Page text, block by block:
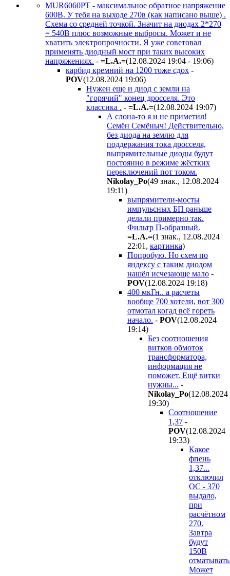
MUR6060PT - максимальное обратное напряжение
600В. У тебя на выходе 270в (как написано выше) .
Схема со средней точкой. Значит на диодах 2*270
= 540В плюс возможные выбросы. Может и не
хватить электропрочности. Я уже советовал
применять диодный мост при таких высоких
напряжениях. - =L.A.=(12.08.2024 19:04 - 19:06)
карбид кремний на 1200 тоже сдох -
POV(12.08.2024 19:06)
Нужен еще и диод с земли на
"горячий" конец дросселя. Это
классика . - =L.A.=(12.08.2024 19:07)
А слона-то я и не приметил!
Семён Семёныч! Действительно,
без диода на землю для
поддержания тока дросселя,
выпрямительные диоды будут
постоянно в режиме жёстких
переключений пот током.
Nikolay_Po(49 знак., 12.08.2024
19:11)
выпрямители-мосты
импульсных БП раньше
делали примерно так.
Фильтр П-образный.
=L.A.=(1 знак., 12.08.2024
22:01 , картинка)
Попробую. Но схем по
яндексу с таким диодом
нашёл исчезающе мало -
POV(12.08.2024 19:18)
400 мкГн.. а расчеты
вообще 700 хотели, вот 300
отмотал когад всё гореть
начало. - POV(12.08.2024
19:14)
Без соотношения
витков обмоток
трансформатора,
информация не
поможет. Ещё витки
нужны... -
Nikolay_Po(12.08.2024
19:30)
Соотношение
1,37 -
POV(12.08.2024
19:33)
Какое
фпень
1,37...
отключил
ОС - 370
выдало,
при
расчётном
270.
Завтра
будут
150В
Может